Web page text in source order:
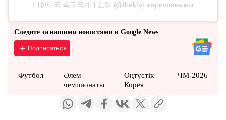
대한민국 축구국가대표팀 (@thekfa) жарияланымы
Следите за нашими новостями в Google News
Подписаться
Футбол
Әлем
чемпионаты
Оңтүстік
Корея
ЧМ-2026